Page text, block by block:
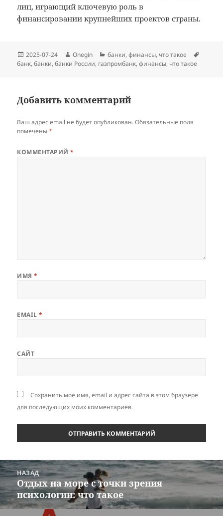
лиц, играющий ключевую роль в
финансировании крупнейших проектов страны.
Опубликовано
2025-07-24 Автор
Onegin Рубрики
банки,финансы, что такое
банк,банки,банки России, газпромбанк,финансы, что такое
Добавить комментарий
Ваш адрес email не будет опубликован. Обязательные поля
помечены*
КОММЕНТАРИЙ*
ИМЯ*
EMAIL*
САЙТ
Сохранить моё имя, email и адрес сайта в этом браузере
для последующих моих комментариев.
Навигация
по
записям
НАЗАД
Предыдущая
запись:
Отдых на море с точки зрения
психологии: что такое